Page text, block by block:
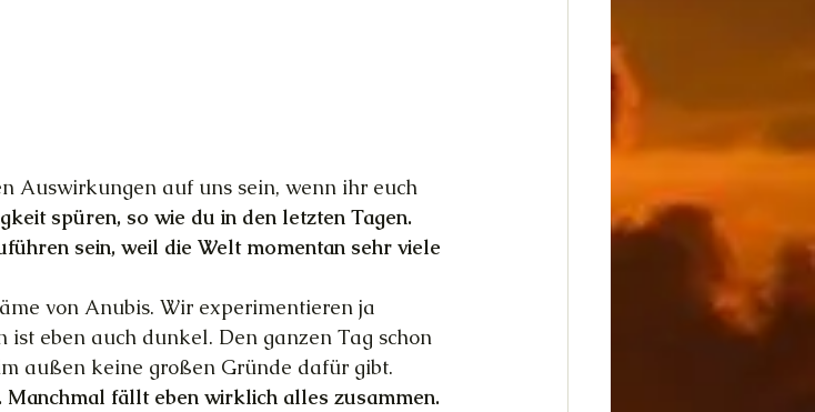
Auswirkungen auf uns sein, wenn ihr euch
spüren, so wie du in den letzten Tagen.
sein, weil die Welt momentan sehr viele
von Anubis. Wir experimentieren ja
eben auch dunkel. Den ganzen Tag schon
außen keine großen Gründe dafür gibt.
Manchmal fällt eben wirklich alles zusammen.